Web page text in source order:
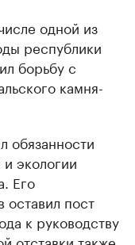
одной из
республики
борьбу с
камня-
обязанности
экологии
Его
пост
к руководству